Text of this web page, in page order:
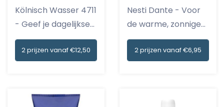
Kölnisch Wasser 4711
- Geef je dagelijkse...
2 prijzen vanaf €12,50
Nesti Dante - Voor
de warme, zonnige
dagen...
2 prijzen vanaf €6,95